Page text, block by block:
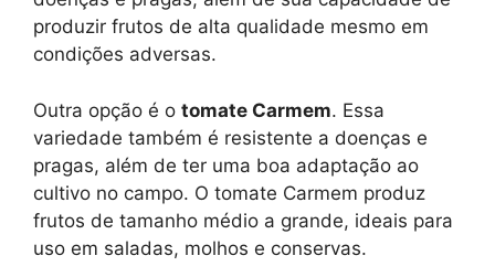
produzir frutos de alta qualidade mesmo em
condições adversas.
Outra opção é o tomate Carmem. Essa
variedade também é resistente a doenças e
pragas, além de ter uma boa adaptação ao
cultivo no campo. O tomate Carmem produz
frutos de tamanho médio a grande, ideais para
uso em saladas, molhos e conservas.